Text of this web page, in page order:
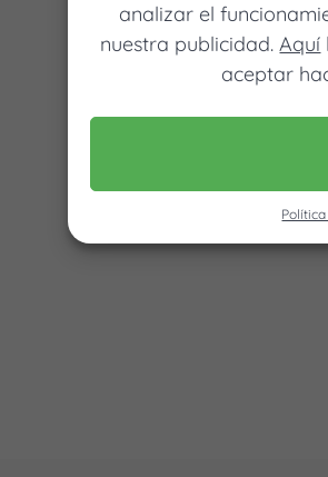
analizar el
nuestra publicidad.Aquí
aceptar